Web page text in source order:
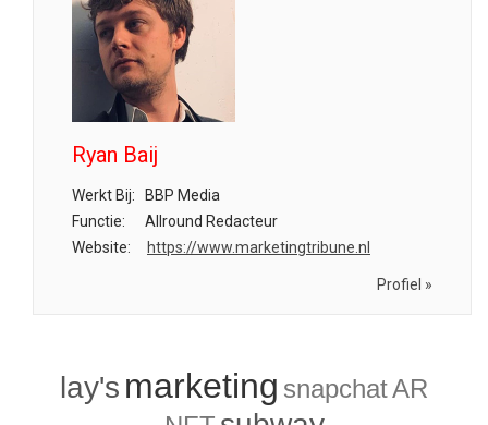
Ryan Baij
Werkt Bij:
BBP Media
Functie:
Allround Redacteur
Website:
https://www.marketingtribune.nl
Profiel »
lay's marketing snapchatAR